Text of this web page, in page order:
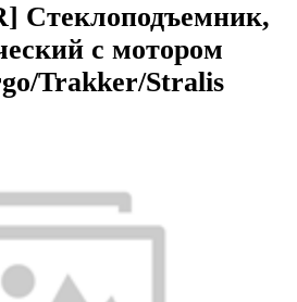
Стеклоподъемник,
с мотором
Trakker/Stralis